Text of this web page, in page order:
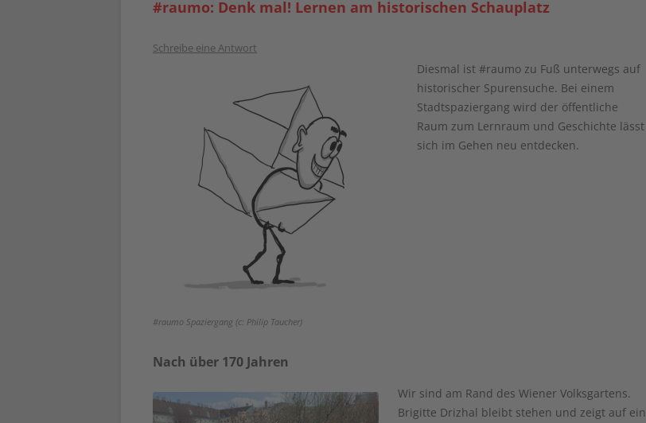
#raumo: Denk mal! Lernen am historischen Schauplatz
Schreibe eine Antwort
#raumo Spaziergang (c: Philip Taucher)
Diesmal ist #raumo zu Fuß unterwegs auf
historischer Spurensuche. Bei einem
Stadtspaziergang wird der öffentliche
Raum zum Lernraum und Geschichte lässt
sich im Gehen neu entdecken.
Nach über 170 Jahren
Wir sind am Rand des Wiener Volksgartens.
Brigitte Drizhal bleibt stehen und zeigt auf ein